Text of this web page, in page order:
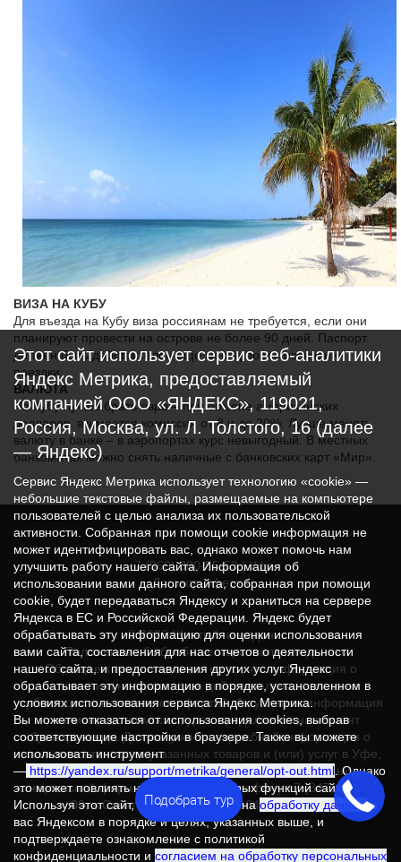
ВИЗА НА КУБУ
Для въезда на Кубу виза россиянам не требуется, если они
планируют провести на острове не более 90 дней. Паспорт
должен быть действителен еще месяц после окончания
поездки.
ВАЛЮТА
На Кубу лучше брать евро – при обмене американских
долларов взимается комиссия от 8 и до 20%. Лучше менять
валюту в банке – в аэропортах курс невыгодный. В местных
банкоматах можно снять наличные с банковских карт «Мир».
+7 (960) 800-55-53| Уфа
Договор-оферта
© 2026 Желтый чемодан
Положение об обработке персональных данных
Обращаем ваше внимание на то, что информация о
стоимости и наличии туров действительна на момент
публикации и не является офертой. Актуальная информация
о наличии и стоимости тура определяется на момент
бронирования. Для получения подробной информации о
наличии и стоимости указанных товаров и (или) услуг в Уфе,
пожалуйста, обращайтесь к менеджеру с помощью
специальной формы связи или по телефону +7 (347) 251-20-
00; в Санкт-Петербурге: +7 (964) 345-90-02.
Этот сайт использует сервис веб-аналитики
Яндекс Метрика, предоставляемый
компанией ООО «ЯНДЕКС», 119021,
Россия, Москва, ул. Л. Толстого, 16 (далее
— Яндекс)
Сервис Яндекс Метрика использует технологию «cookie» —
небольшие текстовые файлы, размещаемые на компьютере
пользователей с целью анализа их пользовательской
активности. Собранная при помощи cookie информация не
может идентифицировать вас, однако может помочь нам
улучшить работу нашего сайта. Информация об
использовании вами данного сайта, собранная при помощи
cookie, будет передаваться Яндексу и храниться на сервере
Яндекса в ЕС и Российской Федерации. Яндекс будет
обрабатывать эту информацию для оценки использования
вами сайта, составления для нас отчетов о деятельности
нашего сайта, и предоставления других услуг. Яндекс
обрабатывает эту информацию в порядке, установленном в
условиях использования сервиса Яндекс Метрика.
Вы можете отказаться от использования cookies, выбрав
соответствующие настройки в браузере. Также вы можете
использовать инструмент
— https://yandex.ru/support/metrika/general/opt-out.html. Однако
это может повлиять на работу некоторых функций сайта.
Используя этот сайт, вы соглашаетесь наобработку данныхо
вас Яндексом в порядке и целях, указанных выше, и
подтверждаете ознакомление с политикой
конфиденциальности и согласием на обработку персональных
Подобрать тур